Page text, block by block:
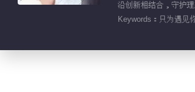
沿创新相结合，守护
Keywords： 只为遇见